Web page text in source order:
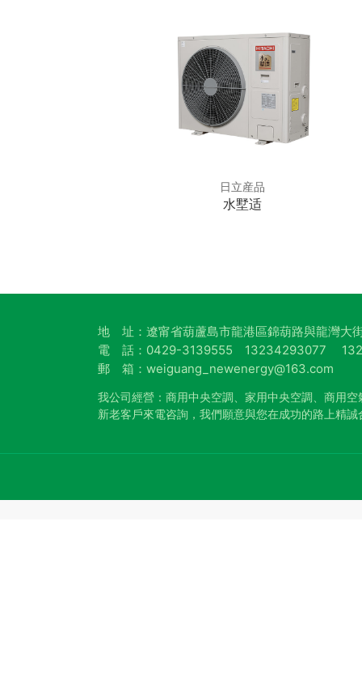
日立産品
水墅适
地 址：遼甯省葫蘆島市龍港區錦葫路與龍灣大
電 話：0429-3139555 13234293077
郵 箱：weiguang_newenergy@163.com
我公司經營：商用中央空調、家用中央空調、商用
新老客戶來電咨詢，我們願意與您在成功的路上精